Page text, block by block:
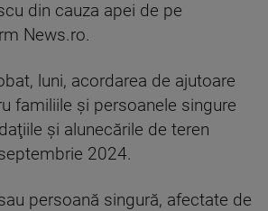
din cauza apei de pe
News.ro.
luni, acordarea de ajutoare
familiile şi persoanele singure
şi alunecările de teren
2024.
persoană singură, afectate de